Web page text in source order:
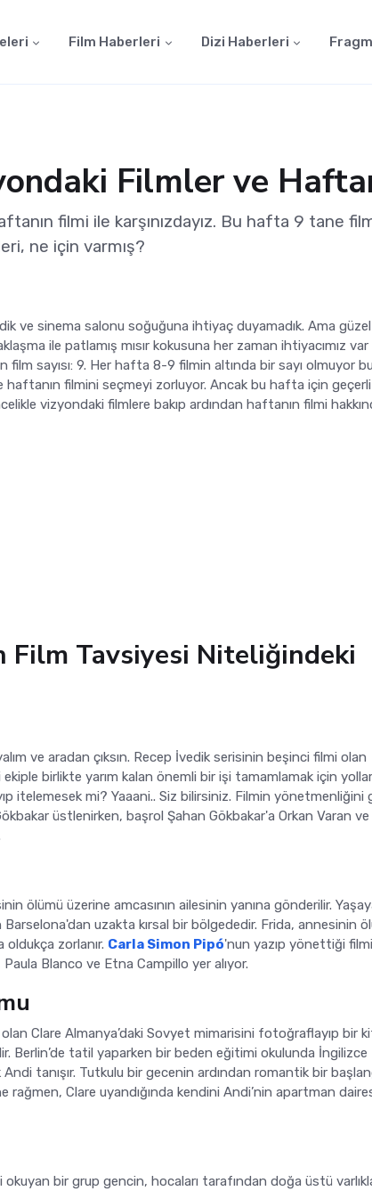
Film Haberleri Dizi Haberleri
Filmler ve
filmi ile karşınızdayız. Bu hafta 9 tane
ne için varmış?
ve sinema salonu soğuğuna ihtiyaç duyamadık. Ama
ile patlamış mısır kokusuna her zaman ihtiyacımız var
sayısı: 9. Her hafta 8-9 filmin altında bir sayı olmuyor
haftanın filmini seçmeyi zorluyor. Ancak bu hafta için geçerli
vizyondaki filmlere bakıp ardından haftanın filmi
Film Tavsiyesi Niteliğindeki
ve aradan çıksın. Recep İvedik serisinin beşinci filmi olan
ekiple birlikte yarım kalan önemli bir işi tamamlamak için
itelemesek mi? Yaaani.. Siz bilirsiniz. Filmin yönetmenliğini
üstlenirken, başrol Şahan Gökbakar'a Orkan Varan
ölümü üzerine amcasının ailesinin yanına gönderilir.
uzakta kırsal bir bölgededir. Frida, annesinin
oldukça zorlanır. Carla Simon Pipó'nun yazıp yönettiği
Blanco ve Etna Campillo yer alıyor.
Clare Almanya’daki Sovyet mimarisini fotoğraflayıp bir
Berlin’de tatil yaparken bir beden eğitimi okulunda İngilizce
tanışır. Tutkulu bir gecenin ardından romantik bir
rağmen, Clare uyandığında kendini Andi’nin apartman
bir grup gencin, hocaları tarafından doğa üstü